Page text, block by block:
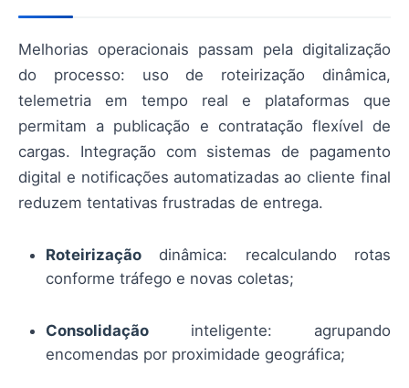
Melhorias operacionais passam pela digitalização
do processo: uso de roteirização dinâmica,
telemetria em tempo real e plataformas que
permitam a publicação e contratação flexível de
cargas. Integração com sistemas de pagamento
digital e notificações automatizadas ao cliente final
reduzem tentativas frustradas de entrega.
Roteirização dinâmica: recalculando rotas
conforme tráfego e novas coletas;
Consolidação inteligente: agrupando
encomendas por proximidade geográfica;